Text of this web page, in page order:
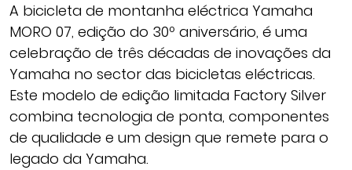
A bicicleta de montanha eléctrica Yamaha
MORO 07, edição do 30º aniversário, é uma
celebração de três décadas de inovações da
Yamaha no sector das bicicletas eléctricas.
Este modelo de edição limitada Factory Silver
combina tecnologia de ponta, componentes
de qualidade e um design que remete para o
legado da Yamaha.